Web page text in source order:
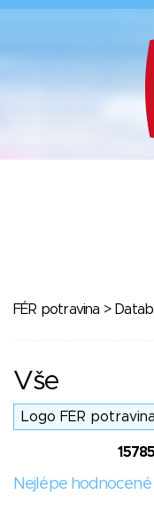
FÉR potravina >
Vše
15785
Nejlépe hodnocené